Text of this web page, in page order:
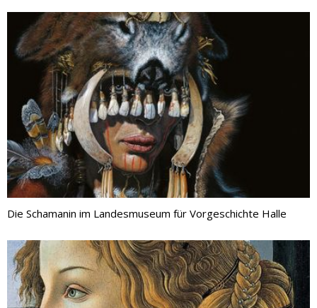
Die Schamanin im Landesmuseum für Vorgeschichte Halle